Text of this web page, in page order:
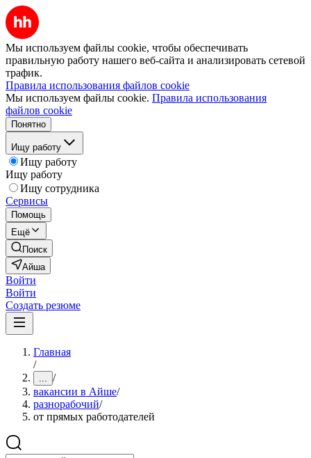
Мы используем файлы cookie, чтобы обеспечивать
правильную работу нашего веб-сайта и анализировать сетевой
трафик.
Правила использования файлов cookie
Мы используем файлы cookie. Правила использования
файлов cookie
Понятно
Ищу работу
Ищу работу
Ищу работу
Ищу сотрудника
Сервисы
Помощь
Ещё
Поиск
Айша
Войти
Войти
Создать резюме
Главная
/
... /
вакансии в Айше/
разнорабочий/
от прямых работодателей